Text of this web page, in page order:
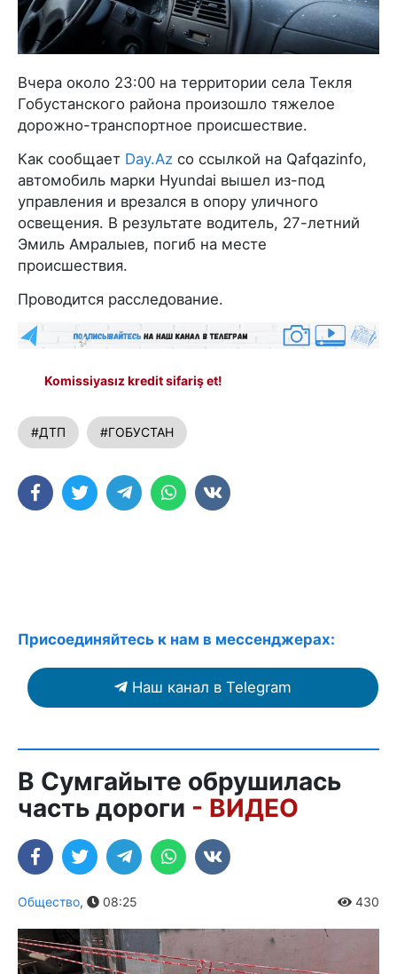
Вчера около 23:00 на территории села Текля
Гобустанского района произошло тяжелое
дорожно-транспортное происшествие.
Как сообщает Day.Az со ссылкой на Qafqazinfo,
автомобиль марки Hyundai вышел из-под
управления и врезался в опору уличного
освещения. В результате водитель, 27-летний
Эмиль Амралыев, погиб на месте
происшествия.
Проводится расследование.
Komissiyasız kredit sifariş et!
#ДТП #ГОБУСТАН
Присоединяйтесь к нам в мессенджерах:
Наш канал в Telegram
В Сумгайыте обрушилась
часть дороги - ВИДЕО
Общество, 08:25 430